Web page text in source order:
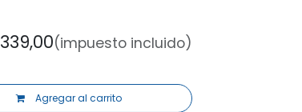
Agregar al carrito
339,00(impuesto incluido)